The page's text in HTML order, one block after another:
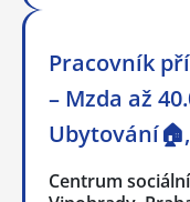
Pracovník
– Mzda až
Centrum